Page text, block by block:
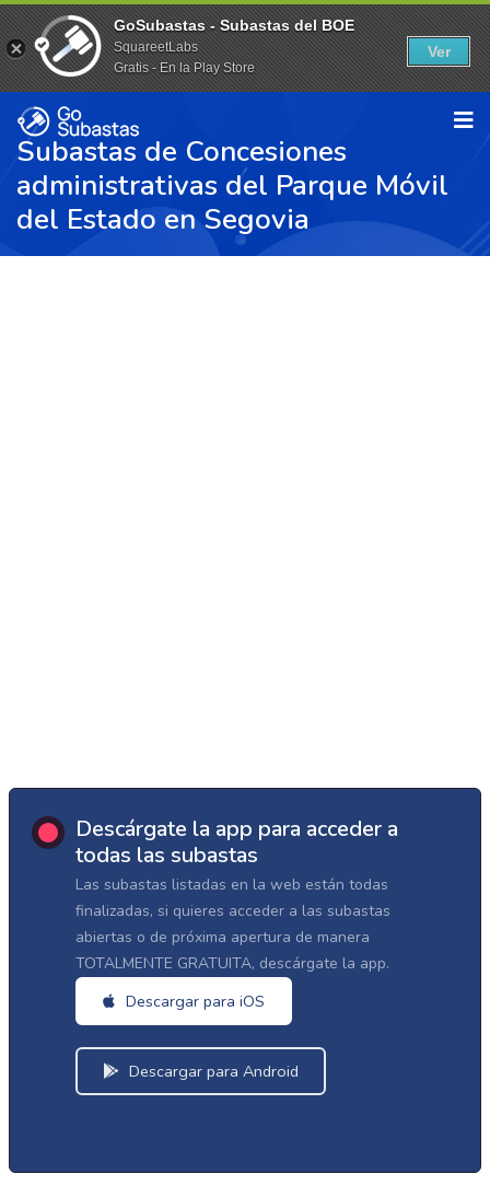
Subastas de Concesiones
administrativas del Parque Móvil
del Estado en Segovia
Descárgate la app para acceder a
todas las subastas
Las subastas listadas en la web están todas
finalizadas, si quieres acceder a las subastas
abiertas o de próxima apertura de manera
TOTALMENTE GRATUITA, descárgate la app.
Descargar para iOS
Descargar para Android
GoSubastas - Subastas del BOE
SquareetLabs
Gratis - En la Play Store
Ver